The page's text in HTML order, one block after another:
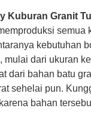
Kuburan Granit
semua
kebutuhan
mulai dari ukuran
dari bahan batu
sehelai pun.
bahan